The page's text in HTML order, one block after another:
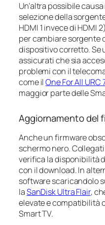
Un’altra possibile
selezione della
HDMI 1 invece di HDMI
per cambiare sorgente
dispositivo corretto. Se
assicurati che sia
problemi con il
come ilOne For All URC
maggior parte delle
Aggiornamento del
Anche un firmware
schermo nero.
verifica la disponibilità
con il download. In
software scaricandolo
laSanDisk Ultra Flair,
elevate e compatibilità
Smart TV.